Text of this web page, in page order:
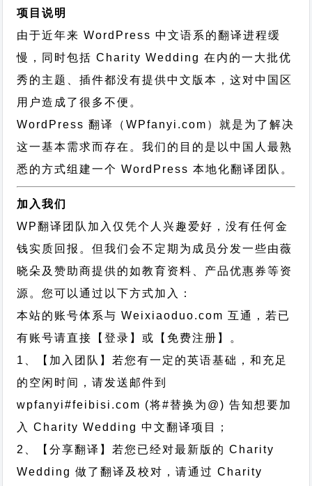
项目说明
由于近年来 WordPress 中文语系的翻译进程缓
慢，同时包括 Charity Wedding 在内的一大批优
秀的主题、插件都没有提供中文版本，这对中国区
用户造成了很多不便。
WordPress 翻译（WPfanyi.com） 就是为了解决
这一基本需求而存在。我们的目的是以中国人最熟
悉的方式组建一个 WordPress 本地化翻译团队。
加入我们
WP翻译团队加入仅凭个人兴趣爱好，没有任何金
钱实质回报。但我们会不定期为成员分发一些由薇
晓朵及赞助商提供的如教育资料、产品优惠券等资
源。您可以通过以下方式加入：
本站的账号体系与Weixiaoduo.com 互通，若已
有账号请直接【登录】或【免费注册】。
1、【加入团队】若您有一定的英语基础，和充足
的空闲时间，请发送邮件到
wpfanyi#feibisi.com (将#替换为@) 告知想要加
入 Charity Wedding 中文翻译项目；
2、【分享翻译】若您已经对最新版的 Charity
Wedding 做了翻译及校对，请通过 Charity